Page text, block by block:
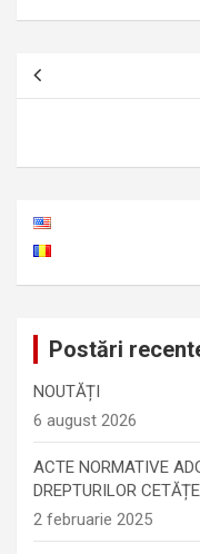
Navigare
în
Postări
NOUTĂȚI
6 august 2026
ACTE NORMATIVE
DREPTURILOR
2 februarie 2025